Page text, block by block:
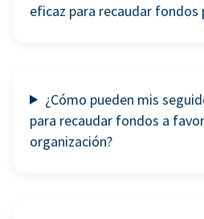
eficaz para recaudar fondos
¿Cómo pueden mis
para recaudar fondos a
organización?